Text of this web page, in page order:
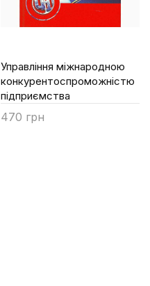
Управління міжнародною
конкурентоспроможністю
підприємства
470 грн